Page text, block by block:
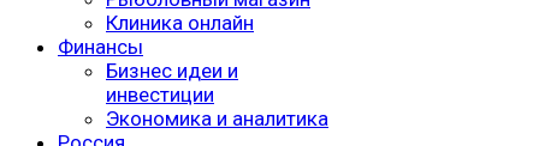
Клиника онлайн
Финансы
Бизнес идеи и
инвестиции
Экономика и аналитика